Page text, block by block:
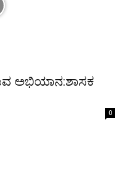
ಅಭಿಯಾನ:ಶಾಸಕ
0